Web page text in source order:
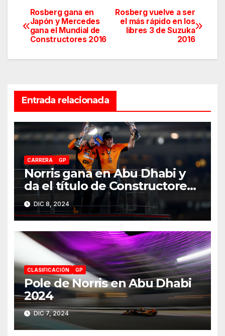
Navegación
de
entradas
Rosberg vuelve a ser
el más rápido en los
libres 3 de Suzuka
2016
Rosberg gana en
Japón y Mercedes
gana el Mundial de
Constructores 2016
Entrada relacionada
CARRERA GP
Norris gana en Abu Dhabi y
da el título de Constructores
2024 a McLaren
DIC 8, 2024
CLASIFICACIÓN GP
Pole de Norris en Abu Dhabi
2024
DIC 7, 2024